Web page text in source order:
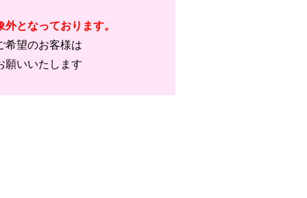
となっております。
希望のお客様は
願いいたします